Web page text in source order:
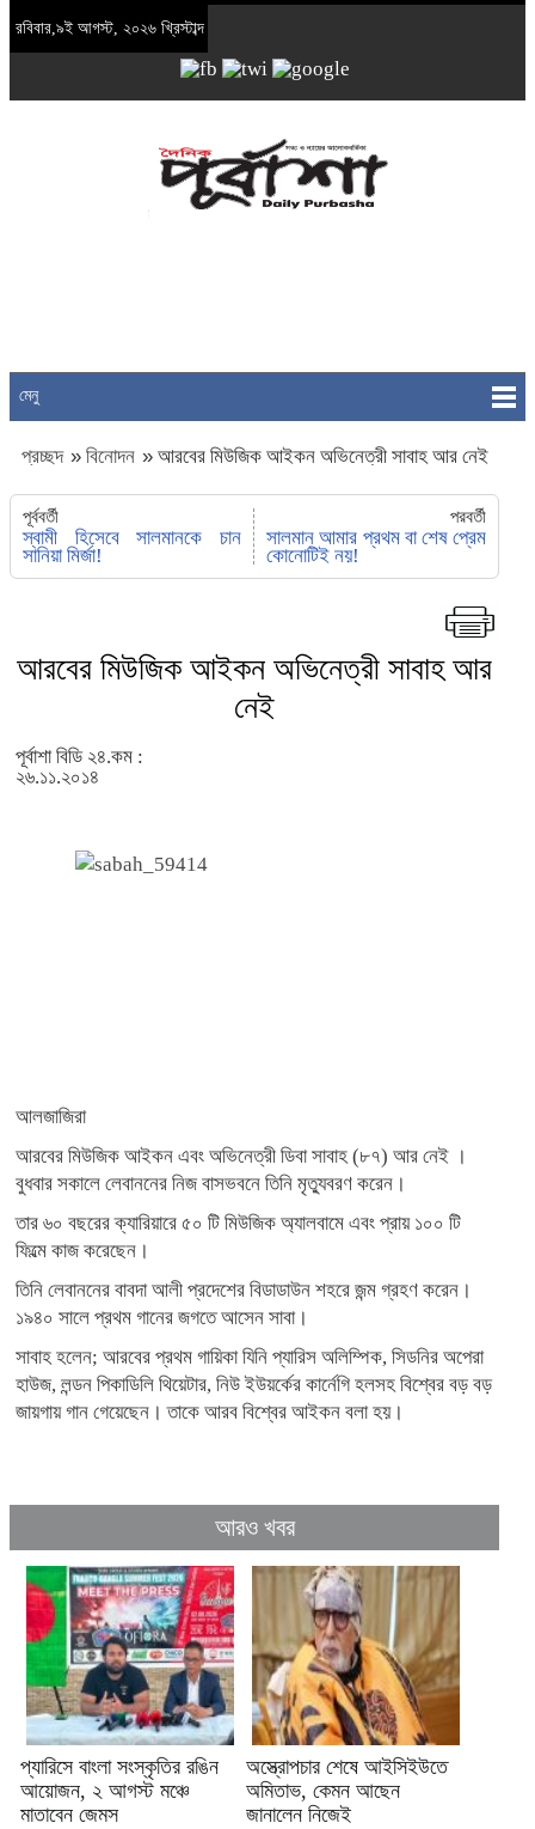
রবিবার,৯ই আগস্ট, ২০২৬ খ্রিস্টাব্দ
মেনু
প্রচ্ছদ » বিনোদন » আরবের মিউজিক আইকন অভিনেত্রী সাবাহ আর নেই
পূর্ববর্তী
স্বামী হিসেবে সালমানকে চান
সানিয়া মির্জা!
পরবর্তী
সালমান আমার প্রথম বা শেষ প্রেম
কোনোটিই নয়!
আরবের মিউজিক আইকন অভিনেত্রী সাবাহ আর
নেই
পূর্বাশা বিডি ২৪.কম :
২৬.১১.২০১৪
আলজাজিরা
আরবের মিউজিক আইকন এবং অভিনেত্রী ডিবা সাবাহ (৮৭) আর নেই ।
বুধবার সকালে লেবাননের নিজ বাসভবনে তিনি মৃত্যুবরণ করেন।
তার ৬০ বছরের ক্যারিয়ারে ৫০ টি মিউজিক অ্যালবামে এবং প্রায় ১০০ টি
ফিল্মে কাজ করেছেন।
তিনি লেবাননের বাবদা আলী প্রদেশের বিডাডাউন শহরে জন্ম গ্রহণ করেন।
১৯৪০ সালে প্রথম গানের জগতে আসেন সাবা।
সাবাহ হলেন; আরবের প্রথম গায়িকা যিনি প্যারিস অলিম্পিক, সিডনির অপেরা
হাউজ, লন্ডন পিকাডিলি থিয়েটার, নিউ ইউয়র্কের কার্নেগি হলসহ বিশ্বের বড় বড়
জায়গায় গান গেয়েছেন। তাকে আরব বিশ্বের আইকন বলা হয়।
আরও খবর
প্যারিসে বাংলা সংস্কৃতির রঙিন
আয়োজন, ২ আগস্ট মঞ্চে
মাতাবেন জেমস
অস্ত্রোপচার শেষে আইসিইউতে
অমিতাভ, কেমন আছেন
জানালেন নিজেই